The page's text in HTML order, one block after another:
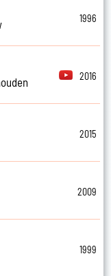
1996
2016
2015
2009
1999